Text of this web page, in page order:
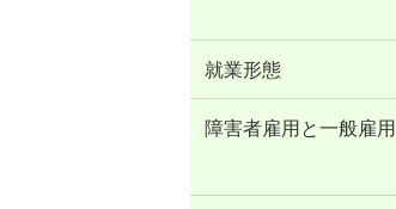
就業形態
障害者雇用と一般雇用